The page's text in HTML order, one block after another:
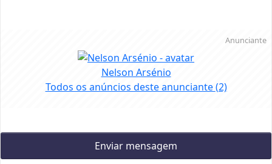
Anunciante
Nelson Arsénio
Todos os anúncios deste anunciante(2)
Enviar mensagem